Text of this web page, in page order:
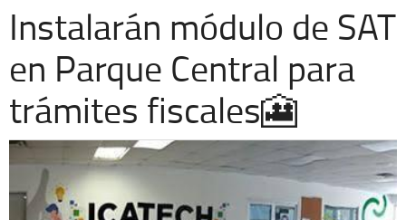
Cronos
Economía
Espectáculos
Extra +
Instalarán módulo de SAT
en Parque Central para
trámites fiscales🎦